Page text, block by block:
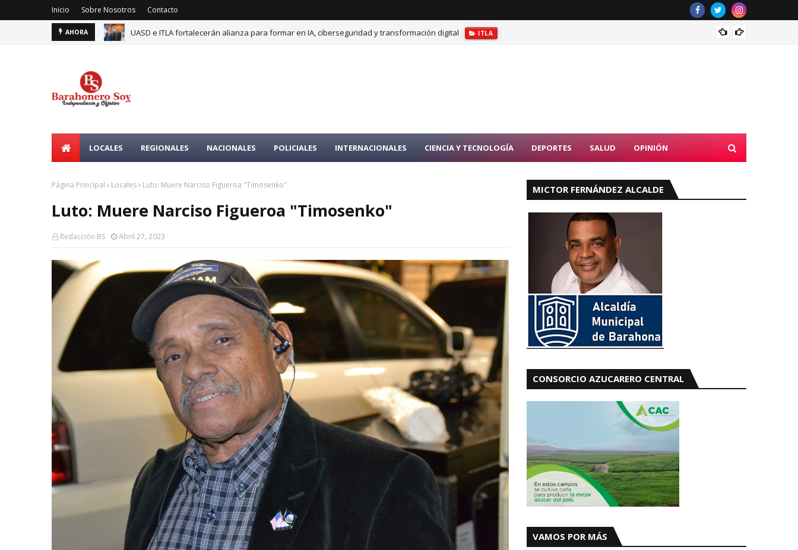
Inicio Sobre Nosotros Contacto
AHORA UASD e ITLA fortalecerán alianza para formar en IA, ciberseguridad y transformación digital ITLA
LOCALES REGIONALES NACIONALES POLICIALES INTERNACIONALES CIENCIA Y TECNOLOGÍA DEPORTES SALUD OPINIÓN
Página Principal Locales Luto: Muere Narciso Figueroa "Timosenko"
Luto: Muere Narciso Figueroa "Timosenko"
Redacción BS Abril 27, 2023
MICTOR FERNÁNDEZ ALCALDE
CONSORCIO AZUCARERO CENTRAL
VAMOS POR MÁS